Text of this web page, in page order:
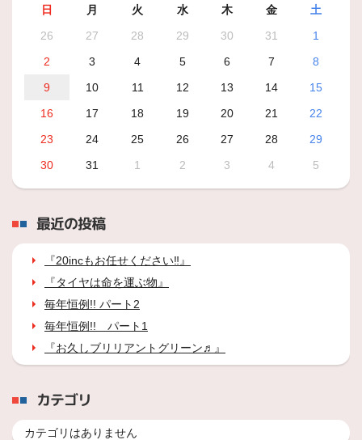
日 月 火 水 木 金
土
26
27 28 29 30 31
1
2
3 4 5 6 7
8
9
10 11 12 13 14
15
16
17 18 19 20 21
22
23
24 25 26 27 28
29
30
31 1 2 3 4 5
最近の投稿
『20incもお任せください‼』
『タイヤは命を運ぶ物』
毎年恒例!! パート2
毎年恒例!! パート1
『お久しブリリアントグリーン♬』
カテゴリ
カテゴリはありません